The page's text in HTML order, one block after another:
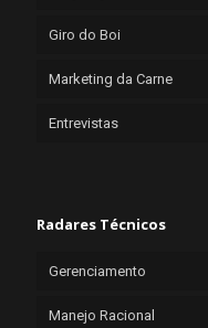
Giro do Boi
Marketing da Carne
Entrevistas
Radares Técnicos
Gerenciamento
Manejo Racional